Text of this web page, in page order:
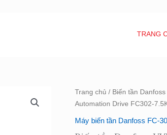
TRANG
Trang chủ / Biến tần Danfoss
Automation Drive FC302-
Máy biến tần Danfoss FC-
Biến
tần
VLT®